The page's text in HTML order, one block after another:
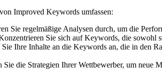
Improved Keywords umfassen:
Sie regelmäßige Analysen durch, um die
Sie sich auf Keywords, die sowohl
Sie Ihre Inhalte an die Keywords an, die in den
Sie die Strategien Ihrer Wettbewerber, um neue